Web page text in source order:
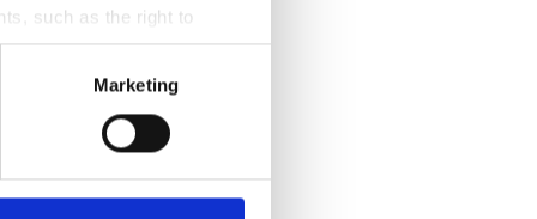
such as the right to
to. By accepting statistics
of advertising.
Marketing
identifiera mönster eller